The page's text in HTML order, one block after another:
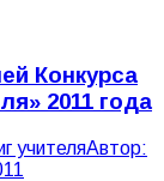
Конкурса
2011 года
учителяАвтор: